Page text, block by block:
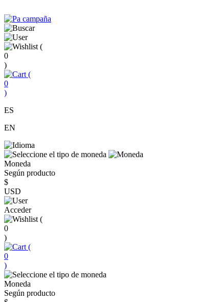
(
0
)
(
0
)
ES
EN
Moneda
Según producto
$
USD
Acceder
(
0
)
(
0
)
Moneda
Según producto